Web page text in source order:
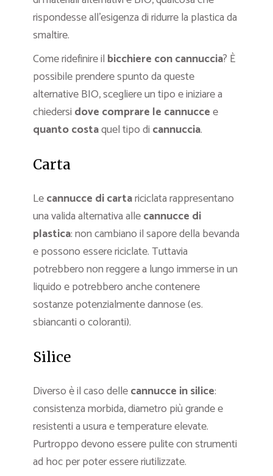
rispondesse all’esigenza di ridurre la plastica da
smaltire.
Come ridefinire il bicchiere con cannuccia? È
possibile prendere spunto da queste
alternative BIO, scegliere un tipo e iniziare a
chiedersi dove comprare le cannuccee
quanto costaquel tipo di cannuccia.
Carta
Lecannucce di cartariciclata rappresentano
una valida alternativa allecannucce di
plastica: non cambiano il sapore della bevanda
e possono essere riciclate. Tuttavia
potrebbero non reggere a lungo immerse in un
liquido e potrebbero anche contenere
sostanze potenzialmente dannose (es.
sbiancanti o coloranti).
Silice
Diverso è il caso dellecannucce in silice:
consistenza morbida, diametro più grande e
resistenti a usura e temperature elevate.
Purtroppo devono essere pulite con strumenti
ad hoc per poter essere riutilizzate.